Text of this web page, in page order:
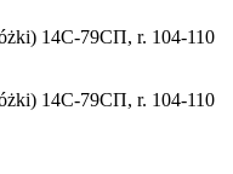
14С-79СП, r. 104-110
14С-79СП, r. 104-110